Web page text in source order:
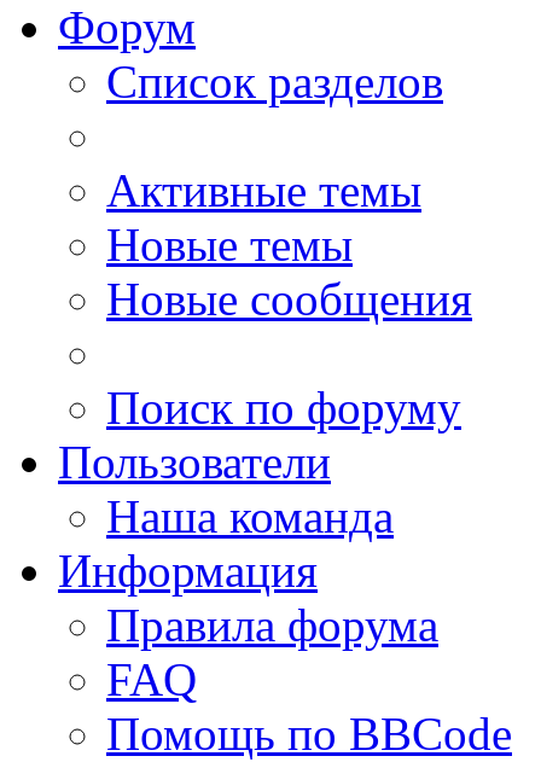
Форум
Список разделов
Активные темы
Новые темы
Новые сообщения
Поиск по форуму
Пользователи
Наша команда
Информация
Правила форума
FAQ
Помощь по BBCode